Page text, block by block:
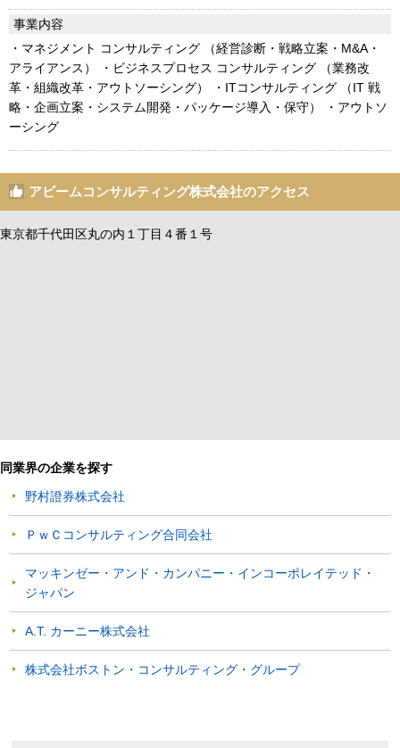
事業内容
・マネジメント コンサルティング （経営診断・戦略立案・M&A・
アライアンス） ・ビジネスプロセス コンサルティング （業務改
革・組織改革・アウトソーシング） ・ITコンサルティング （IT 戦
略・企画立案・システム開発・パッケージ導入・保守） ・アウトソ
ーシング
アビームコンサルティング株式会社のアクセス
東京都千代田区丸の内１丁目４番１号
同業界の企業を探す
野村證券株式会社
ＰｗＣコンサルティング合同会社
マッキンゼー・アンド・カンパニー・インコーポレイテッド・
ジャパン
A.T. カーニー株式会社
株式会社ボストン・コンサルティング・グループ